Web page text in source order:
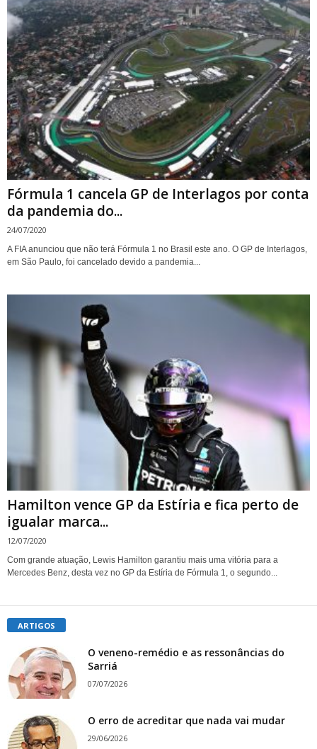
Fórmula 1 cancela GP de Interlagos por conta
da pandemia do...
24/07/2020
A FIA anunciou que não terá Fórmula 1 no Brasil este ano. O GP de Interlagos,
em São Paulo, foi cancelado devido a pandemia...
Hamilton vence GP da Estíria e fica perto de
igualar marca...
12/07/2020
Com grande atuação, Lewis Hamilton garantiu mais uma vitória para a
Mercedes Benz, desta vez no GP da Estíria de Fórmula 1, o segundo...
ARTIGOS
O veneno-remédio e as ressonâncias do
Sarriá
07/07/2026
O erro de acreditar que nada vai mudar
29/06/2026